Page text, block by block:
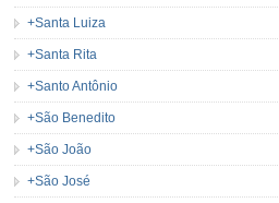
+Santa Luiza
+Santa Rita
+Santo Antônio
+São Benedito
+São João
+São José